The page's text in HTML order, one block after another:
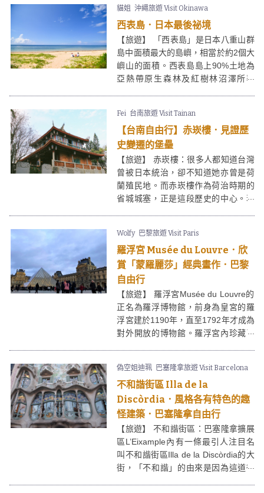
釜山夜景遊，只需要不到200港幣，
還有專車接送去看好幾個地方的風
景，絕對推薦非常值得！
貓姐 沖繩旅遊 Visit Okinawa
西表島．日本最後祕境
【旅遊】 「西表島」是日本八重山群
島中面積最大的島嶼，相當於約2個大
嶼山的面積。西表島島上90%土地為
亞熱帶原生森林及紅樹林沼澤所覆
店，號稱日本最後祕境。
Fei 台南旅遊 Visit Tainan
【台南自由行】赤崁樓．見證歷
史變遷的堡壘
【旅遊】 赤崁樓：很多人都知道台灣
曾被日本統治，卻不知道她亦曾是荷
蘭殖民地。而赤崁樓作為荷治時期的
省城城塞，正是這段歷史的中心。若
Wolfy 巴黎旅遊 Visit Paris
羅浮宮 Musée du Louvre．欣
賞「蒙羅麗莎」經典畫作．巴黎
自由行
【旅遊】 羅浮宮Musée du Louvre的
正名為羅浮博物館，前身為皇宮的羅
浮宮建於1190年，直至1792年才成為
對外開放的博物館。羅浮宮內珍藏了
羅浮宮內的展品後，在玻璃金字塔前
打卡定必成為了指定動作！
偽空姐迪珮 巴塞隆拿旅遊 Visit Barcelona
不和諧街區 Illa de la
Discòrdia．風格各有特色的趣
怪建築．巴塞隆拿自由行
【旅遊】 不和諧街區：巴塞隆拿擴展
區L’Eixample內有一條最引人注目名
叫不和諧街區Illa de la Discòrdia的大
街，「不和諧」的由來是因為這道街